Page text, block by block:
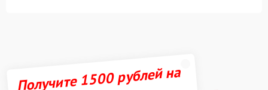
Получите 1500 рублей на